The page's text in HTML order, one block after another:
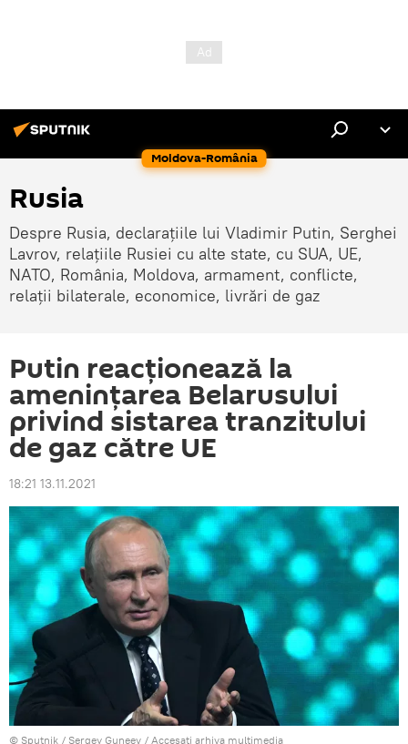
Moldova-România
Rusia
Despre Rusia, declarațiile lui Vladimir Putin, Serghei
Lavrov, relațiile Rusiei cu alte state, cu SUA, UE,
NATO, România, Moldova, armament, conflicte,
relații bilaterale, economice, livrări de gaz
Putin reacționează la
amenințarea Belarusului
privind sistarea tranzitului
de gaz către UE
18:21 13.11.2021
© Sputnik / Sergey Guneev / Accesați arhiva multimedia